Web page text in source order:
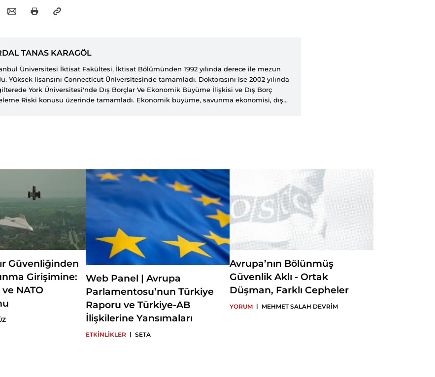
TANAS KARAGÖL
Üniversitesi İktisat Fakültesi, İktisat Bölümünden 1992 yılında derece ile mezun
Yüksek lisansını Connecticut Üniversitesinde tamamladı. Doktorasını ise 2002 yılında
York Üniversitesi'nde Dış Borçlar Ve Ekonomik Büyüme İlişkisi ve Dış Borç
Riski konusu üzerinde tamamladı. Ekonomik büyüme, savunma ekonomisi, dış
Güvenliğinden
Girişimine:
NATO
Web Panel | Avrupa
Parlamentosu’nun Türkiye
Raporu ve Türkiye-AB
İlişkilerine Yansımaları
ETKİNLİKLER | SETA
Avrupa’nın Bölünmüş
Güvenlik Aklı - Ortak
Düşman, Farklı Cepheler
YORUM | MEHMET SALAH DEVRİM